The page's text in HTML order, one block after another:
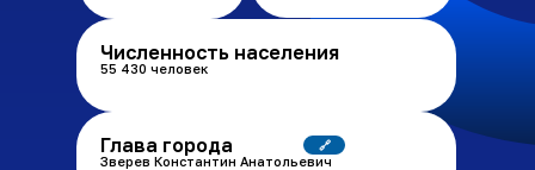
Численность населения
55 430 человек
Глава города 🔗
Зверев Константин Анатольевич